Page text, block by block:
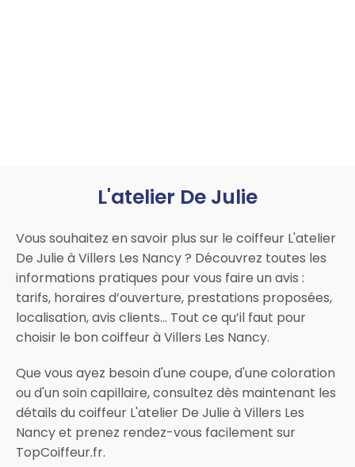
L'atelier De Julie
Vous souhaitez en savoir plus sur le coiffeur L'atelier
De Julie à Villers Les Nancy ? Découvrez toutes les
informations pratiques pour vous faire un avis :
tarifs, horaires d’ouverture, prestations proposées,
localisation, avis clients… Tout ce qu’il faut pour
choisir le bon coiffeur à Villers Les Nancy.
Que vous ayez besoin d'une coupe, d'une coloration
ou d'un soin capillaire, consultez dès maintenant les
détails du coiffeur L'atelier De Julie à Villers Les
Nancy et prenez rendez-vous facilement sur
TopCoiffeur.fr.